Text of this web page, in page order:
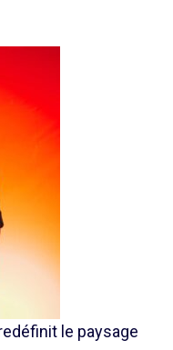
le paysage